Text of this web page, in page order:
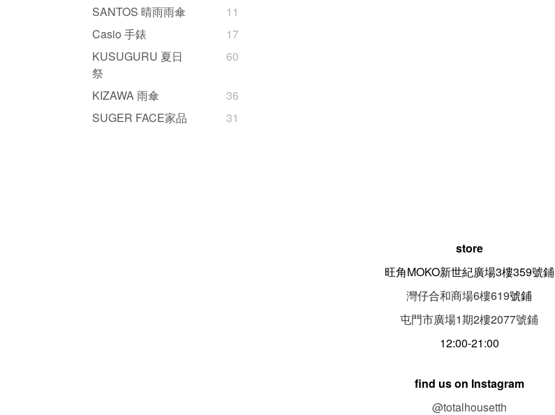
SANTOS 晴雨雨傘
11
Casio 手錶
17
KUSUGURU 夏日
祭
60
KIZAWA 雨傘
36
SUGER FACE家品
31
store
旺角MOKO新世紀廣場3樓359號鋪
灣仔合和商場6樓619號鋪
屯門市廣場1期2樓2077號鋪
12:00-21:00
find us on Instagram
@totalhousetth